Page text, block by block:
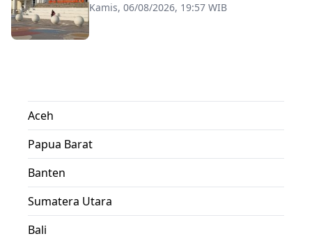
Kamis, 06/08/2026, 19:57 WIB
Aceh
Papua Barat
Banten
Sumatera Utara
Bali